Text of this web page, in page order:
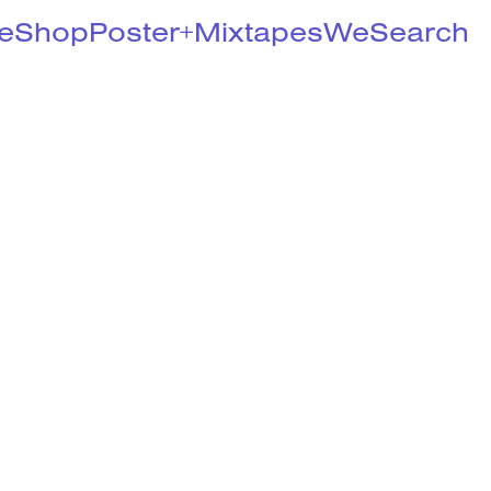
ShopPoster+MixtapesWeSearch